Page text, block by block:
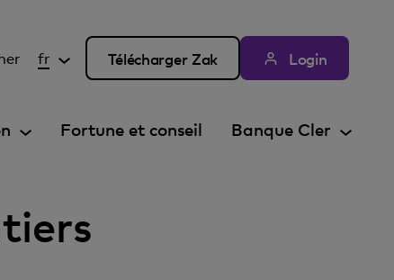
fr Télécharger Zak Login
Fortune et conseil Banque Cler